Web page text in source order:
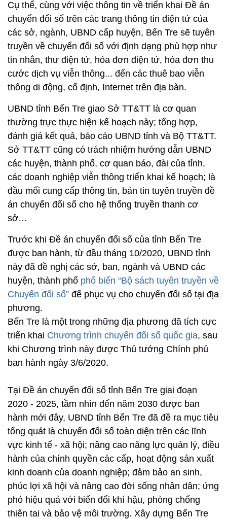
Cụ thể, cùng với việc thông tin về triển khai Đề án
chuyển đổi số trên các trang thông tin điện tử của
các sở, ngành, UBND cấp huyện, Bến Tre sẽ tuyên
truyền về chuyển đổi số với định dạng phù hợp như
tin nhắn, thư điện tử, hóa đơn điện tử, hóa đơn thu
cước dịch vụ viễn thông... đến các thuê bao viễn
thông di động, cố định, Internet trên địa bàn.
UBND tỉnh Bến Tre giao Sở TT&TT là cơ quan
thường trực thực hiện kế hoạch này; tổng hợp,
đánh giá kết quả, báo cáo UBND tỉnh và Bộ TT&TT.
Sở TT&TT cũng có trách nhiệm hướng dẫn UBND
các huyện, thành phố, cơ quan báo, đài của tỉnh,
các doanh nghiệp viễn thông triển khai kế hoạch; là
đầu mối cung cấp thông tin, bản tin tuyên truyền đề
án chuyển đổi số cho hệ thống truyền thanh cơ
sở…
Trước khi Đề án chuyển đổi số của tỉnh Bến Tre
được ban hành, từ đầu tháng 10/2020, UBND tỉnh
này đã đề nghị các sở, ban, ngành và UBND các
huyện, thành phố phổ biến “Bộ sách tuyên truyền về
Chuyển đổi số” để phục vụ cho chuyển đổi số tại địa
phương.
Bến Tre là một trong những địa phương đã tích cực
triển khai Chương trình chuyển đổi số quốc gia, sau
khi Chương trình này được Thủ tướng Chính phủ
ban hành ngày 3/6/2020.
Tại Đề án chuyển đổi số tỉnh Bến Tre giai đoạn
2020 - 2025, tầm nhìn đến năm 2030 được ban
hành mới đây, UBND tỉnh Bến Tre đã đề ra mục tiêu
tổng quát là chuyển đổi số toàn diện trên các lĩnh
vực kinh tế - xã hội; nâng cao năng lực quản lý, điều
hành của chính quyền các cấp, hoạt động sản xuất
kinh doanh của doanh nghiệp; đảm bảo an sinh,
phúc lợi xã hội và nâng cao đời sống nhân dân; ứng
phó hiệu quả với biến đổi khí hậu, phòng chống
thiên tai và bảo vệ môi trường. Xây dựng Bến Tre